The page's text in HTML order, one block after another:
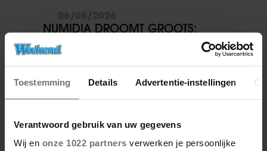
Toestemming Details Advertentie-instellingen
Verantwoord gebruik van uw gegevens
Wij en onze 1022 partners verwerken je persoonlijke
NUMIDIA DROOMT GROOTS:
‘LIEFST EEN LEGER AAN
KINDEREN’